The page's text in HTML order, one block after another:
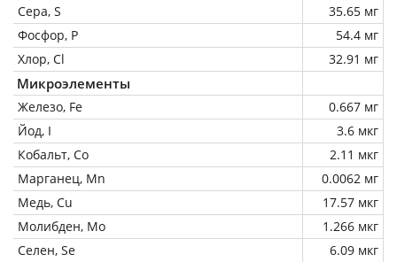
Сера, S
35.65 мг
Фосфор, P
54.4 мг
Хлор, Cl
32.91 мг
Микроэлементы
Железо, Fe
0.667 мг
Йод, I
3.6 мкг
Кобальт, Co
2.11 мкг
Марганец, Mn
0.0062 мг
Медь, Cu
17.57 мкг
Молибден, Mo
1.266 мкг
Селен, Se
6.09 мкг